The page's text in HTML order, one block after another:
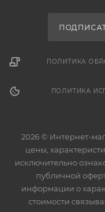
ПОЛИТИКА
ПОЛИТИКА
2026 © Интернет-
цены,
исключительно
публичной
информации о
стоимости